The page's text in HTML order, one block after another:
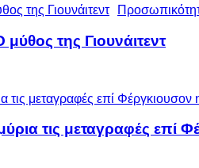
της Γιουνάιτεντ
τις μεταγραφές επί